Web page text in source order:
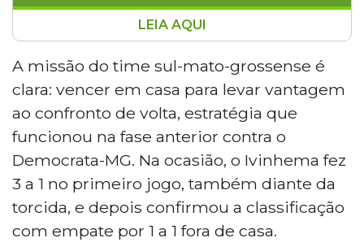
Ivinhema recebe o ASA-AL nesta segunda-feira
(6), às 19h, no Estádio Saraivão, pelo jogo de ida
da terceira fase da Série D do Campeonato
Brasileiro. O time sul-mato-grossense busca
repetir a estratégia da fase anterior, quando
venceu o Democrata-MG por 3 a 1 em casa. O
técnico Douglas Ricardo deve ter os
desfalques do lateral Adson e do meia Alison. A
partida terá transmissão pela FFMS TV, no
YouTube.
LEIA AQUI
A missão do time sul-mato-grossense é
clara: vencer em casa para levar vantagem
ao confronto de volta, estratégia que
funcionou na fase anterior contra o
Democrata-MG. Na ocasião, o Ivinhema fez
3 a 1 no primeiro jogo, também diante da
torcida, e depois confirmou a classificação
com empate por 1 a 1 fora de casa.